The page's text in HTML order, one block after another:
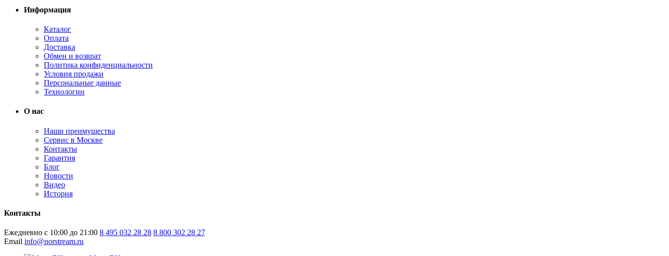
Информация
Каталог
Оплата
Доставка
Обмен и возврат
Политика конфиденциальности
Условия продажи
Персональные данные
Технологии
О нас
Наши преимущества
Сервис в Москве
Контакты
Гарантия
Блог
Новости
Видео
История
Контакты
Ежедневно с 10:00 до 21:00 8 495 032 28 28 8 800 302 28 27
Email info@norstream.ru